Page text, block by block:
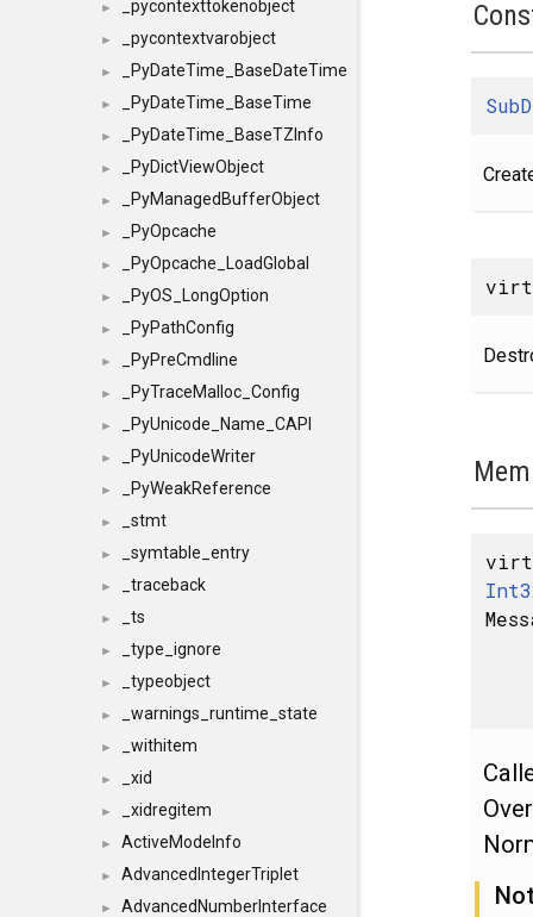
► _pycontexttokenobject
► _pycontextvarobject
► _PyDateTime_BaseDateTime
► _PyDateTime_BaseTime
► _PyDateTime_BaseTZInfo
► _PyDictViewObject
► _PyManagedBufferObject
► _PyOpcache
► _PyOpcache_LoadGlobal
► _PyOS_LongOption
► _PyPathConfig
► _PyPreCmdline
► _PyTraceMalloc_Config
► _PyUnicode_Name_CAPI
► _PyUnicodeWriter
► _PyWeakReference
► _stmt
► _symtable_entry
► _traceback
► _ts
► _type_ignore
► _typeobject
► _warnings_runtime_state
► _withitem
► _xid
► _xidregitem
► ActiveModeInfo
► AdvancedIntegerTriplet
► AdvancedNumberInterface